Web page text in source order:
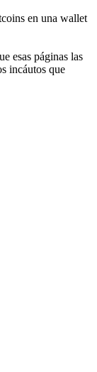
en una wallet
esas páginas las
incáutos que